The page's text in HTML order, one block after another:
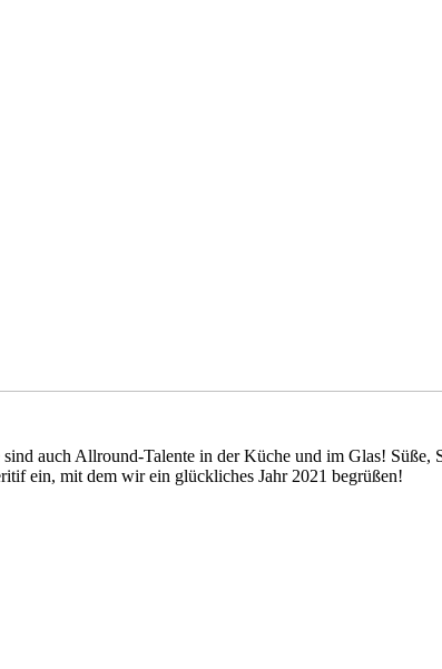
auch Allround-Talente in der Küche und im Glas! Süße,
ein, mit dem wir ein glückliches Jahr 2021 begrüßen!